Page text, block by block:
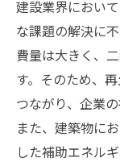
建設業界におい
な課題の解決に
費量は大きく、
す。そのため、
つながり、企業
また、建築物に
した補助エネル